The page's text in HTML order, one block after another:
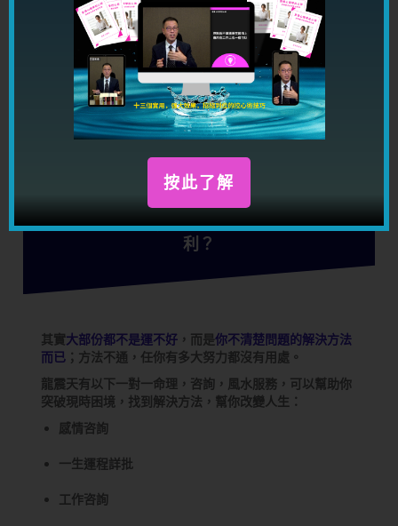
希望大家也可以透過我的分析去看到該如何在感情
上衡量一個人，作出選擇。）
（你有個案想和大家分享嗎？如果題材合適，你的個案
有機會得到龍震天詳細分析！
長期單身？感情出現問題？工作總是不順
利？
其實大部份都不是運不好 ，而是你不清楚問題的解決方法
而已 ；方法不通，任你有多大努力都沒有用處。
龍震天有以下一對一命理，咨詢，風水服務，可以幫助你
突破現時困境，找到解決方法，幫你改變人生：
感情咨詢
一生運程詳批
工作咨詢
按此了解